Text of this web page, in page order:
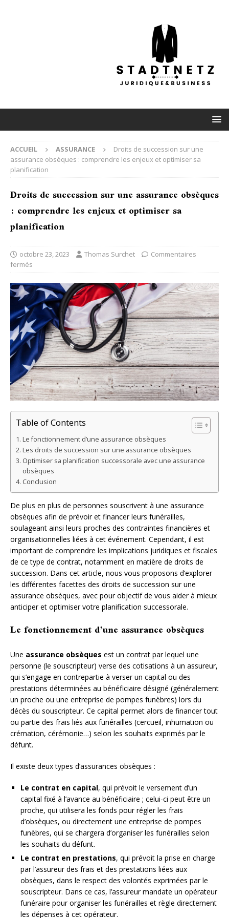
ACCUEIL ASSURANCE
Droits de succession sur une
assurance obsèques : comprendre les enjeux et optimiser sa
planification
Droits de succession sur une assurance obsèques
: comprendre les enjeux et optimiser sa
planification
octobre 23, 2023 Thomas Surchet
Commentaires
fermés
Table of Contents
Le fonctionnement d’une assurance obsèques
Les droits de succession sur une assurance obsèques
Optimiser sa planification successorale avec une assurance
obsèques
Conclusion
De plus en plus de personnes souscrivent à une assurance
obsèques afin de prévoir et financer leurs funérailles,
soulageant ainsi leurs proches des contraintes financières et
organisationnelles liées à cet événement. Cependant, il est
important de comprendre les implications juridiques et fiscales
de ce type de contrat, notamment en matière de droits de
succession. Dans cet article, nous vous proposons d’explorer
les différentes facettes des droits de succession sur une
assurance obsèques, avec pour objectif de vous aider à mieux
anticiper et optimiser votre planification successorale.
Le fonctionnement d’une assurance obsèques
Une assurance obsèques est un contrat par lequel une
personne (le souscripteur) verse des cotisations à un assureur,
qui s’engage en contrepartie à verser un capital ou des
prestations déterminées au bénéficiaire désigné (généralement
un proche ou une entreprise de pompes funèbres) lors du
décès du souscripteur. Ce capital permet alors de financer tout
ou partie des frais liés aux funérailles (cercueil, inhumation ou
crémation, cérémonie…) selon les souhaits exprimés par le
défunt.
Il existe deux types d’assurances obsèques :
Le contrat en capital, qui prévoit le versement d’un
capital fixé à l’avance au bénéficiaire ; celui-ci peut être un
proche, qui utilisera les fonds pour régler les frais
d’obsèques, ou directement une entreprise de pompes
funèbres, qui se chargera d’organiser les funérailles selon
les souhaits du défunt.
Le contrat en prestations, qui prévoit la prise en charge
par l’assureur des frais et des prestations liées aux
obsèques, dans le respect des volontés exprimées par le
souscripteur. Dans ce cas, l’assureur mandate un opérateur
funéraire pour organiser les funérailles et règle directement
les dépenses à cet opérateur.